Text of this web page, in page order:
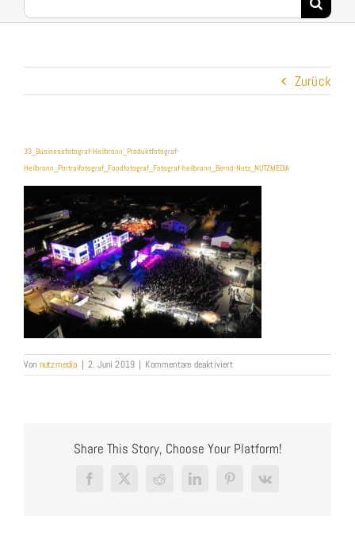
nach:
Zurück
33_Businessfotograf-Heilbronn_Produktfotograf-
Heilbronn_Portraifotograf_Foodfotograf_Fotograf-heilbronn_Bernd-Nutz_NUTZMEDIA
Von nutzmedia | 2. Juni 2019 | Kommentare deaktiviertfür
33_Businessfotograf-
Share This Story, Choose Your Platform!
Facebook
X RedditLinkedInPinterest
Vk